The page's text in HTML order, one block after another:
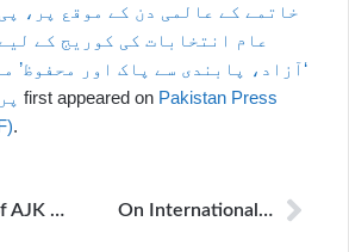
خاتمے کے عالمی دن کے موقع پر،
عام انتخابات کی کوریج کے
‘آزاد، پابندی سے پاک اور محفوظ’
first appeared on Pakistan Press
.
Miseries of AJK Journalists On International Day to End Impunity from Crimes Against Journalists, PPF emphasizes the need for an ‘open, restriction-free and safe’ environment for the media to cover the upcoming general elections